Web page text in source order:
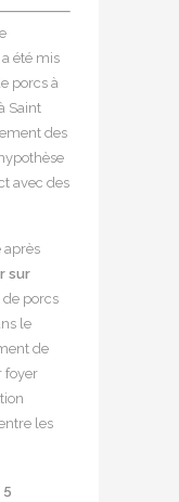
été mis
porcs à
Saint
des
avec des
après
sur
de porcs
le
de
foyer
les
5